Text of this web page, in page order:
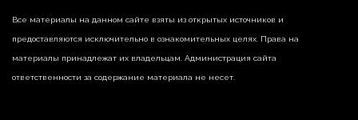
Все материалы на данном сайте взяты из открытых источников и
предоставляются исключительно в ознакомительных целях. Права на
материалы принадлежат их владельцам. Администрация сайта
ответственности за содержание материала не несет.